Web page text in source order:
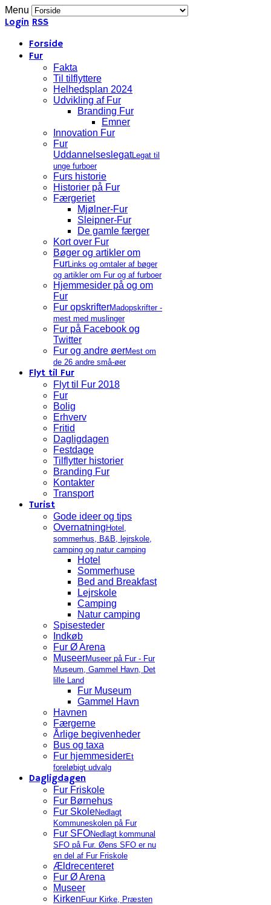
Menu
Login RSS
Forside
Fur
Fakta
Til tilflyttere
Helhedsplan 2024
Udvikling af Fur
Branding Fur
Emner
Innovation Fur
Fur
UddannelseslegatLegat til
unge furboer
Furs historie
Historier på Fur
Færgeriet
Mjølner-Fur
Sleipner-Fur
De gamle færger
Kort over Fur
Bøger og artikler om
FurLinks og omtaler af bøger
og artikler om Fur og af furboer
Hjemmesider på og om
Fur
Fur opskrifterMadopskrifter -
mest med muslinger
Fur på Facebook og
Twitter
Fur og andre øerMest om
de 26 andre små-øer
Flyt til Fur
Flyt til Fur 2018
Fur
Bolig
Erhverv
Fritid
Dagligdagen
Festdage
Tilflytter historier
Branding Fur
Kontakter
Transport
Turist
Gode ideer og tips
Overnatning Hotel,
sommerhus, B&B, lejrskole,
camping og natur camping
Hotel
Sommerhuse
Bed and Breakfast
Lejrskole
Camping
Natur camping
Spisesteder
Indkøb
Fur Ø Arena
MuseerMuseer på Fur - Fur
Museum, Gammel Havn, Det
lille Land
Fur Museum
Gammel Havn
Havnen
Færgerne
Årlige begivenheder
Bus og taxa
Fur hjemmesiderEt
foreløbigt udvalg
Dagligdagen
Fur Friskole
Fur Børnehus
Fur SkoleNedlagt
Kommuneskolen på Fur
Fur SFONedlagt kommunal
SFO på Fur. Øens SFO er nu
en del af Fur Friskole
Ældrecenteret
Fur Ø Arena
Museer
Kirken Fuur Kirke, Præsten